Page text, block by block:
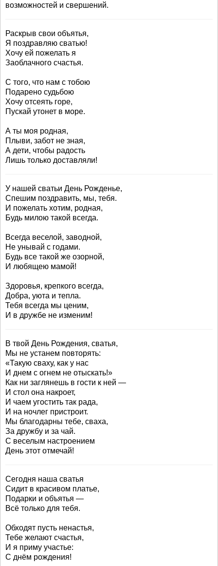
возможностей и свершений.
Раскрыв свои объятья,
Я поздравляю сватью!
Хочу ей пожелать я
Заоблачного счастья.
С того, что нам с тобою
Подарено судьбою
Хочу отсеять горе,
Пускай утонет в море.
А ты моя родная,
Плыви, забот не зная,
А дети, чтобы радость
Лишь только доставляли!
У нашей сватьи День Рожденье,
Спешим поздравить, мы, тебя.
И пожелать хотим, родная,
Будь милою такой всегда.
Всегда веселой, заводной,
Не унывай с годами.
Будь все такой же озорной,
И любящею мамой!
Здоровья, крепкого всегда,
Добра, уюта и тепла.
Тебя всегда мы ценим,
И в дружбе не изменим!
В твой День Рождения, сватья,
Мы не устанем повторять:
«Такую сваху, как у нас
И днем с огнем не отыскать!»
Как ни заглянешь в гости к ней —
И стол она накроет,
И чаем угостить так рада,
И на ночлег пристроит.
Мы благодарны тебе, сваха,
За дружбу и за чай.
С веселым настроением
День этот отмечай!
Сегодня наша сватья
Сидит в красивом платье,
Подарки и объятья —
Всё только для тебя.
Обходят пусть ненастья,
Тебе желают счастья,
И я приму участье:
С днём рождения!